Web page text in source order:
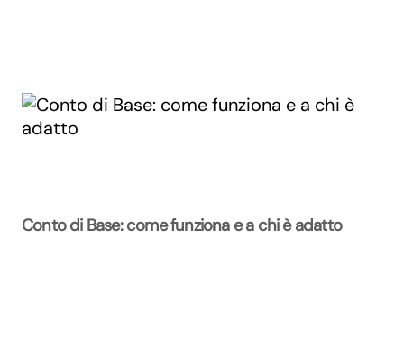
Conto di Base: come funziona e a chi è adatto